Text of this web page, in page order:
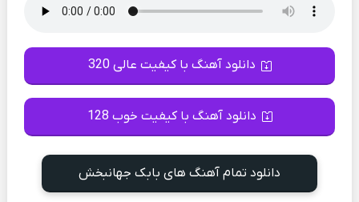
دانلود آهنگ با کیفیت عالی 320
دانلود آهنگ با کیفیت خوب 128
دانلود تمام آهنگ های بابک جهانبخش